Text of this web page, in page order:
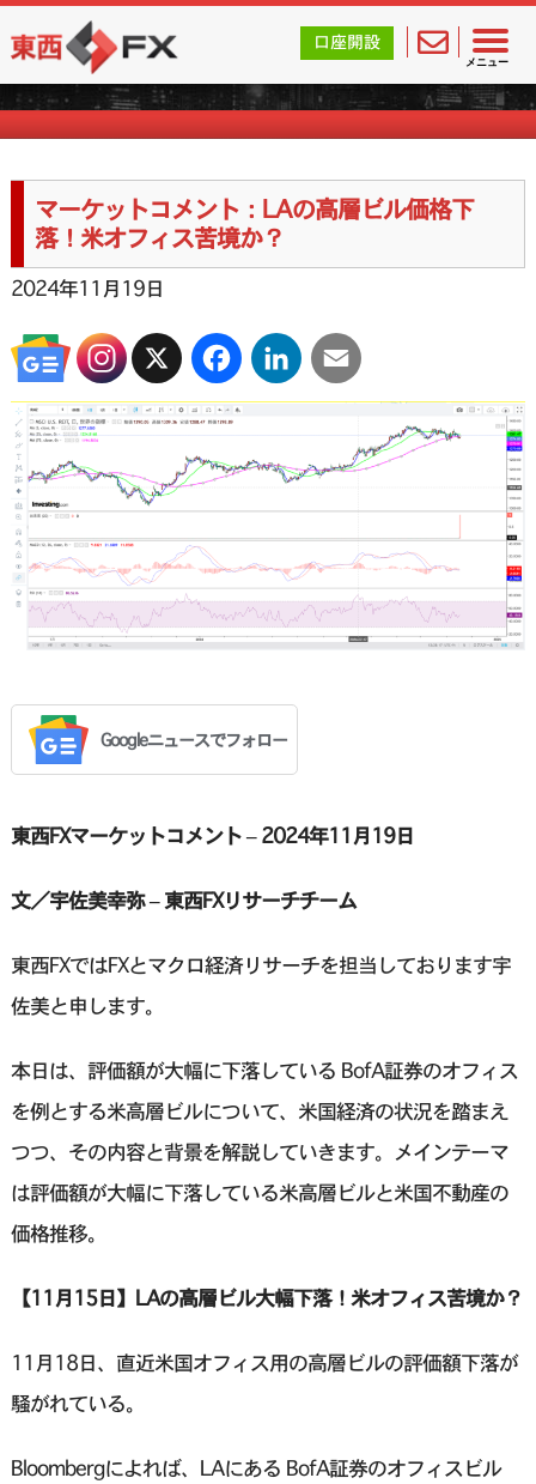
メニュー
東西FX｜海外FX会社（ブローカー）の無料口座開設サポ
口座開設
マーケットコメント一覧
マーケットコメント：LAの高層ビル価格下
落！米オフィス苦境か？
2024年11月19日
X FacebookLinkedInEmail
Googleニュースでフォロー
東西FXマーケットコメント – 2024年11月19日
文／宇佐美幸弥 – 東西FXリサーチチーム
東西FXではFXとマクロ経済リサーチを担当しております宇
佐美と申します。
本日は、評価額が大幅に下落している BofA証券のオフィス
を例とする米高層ビルについて、米国経済の状況を踏まえ
つつ、その内容と背景を解説していきます。メインテーマ
は評価額が大幅に下落している米高層ビルと米国不動産の
価格推移。
【11月15日】LAの高層ビル大幅下落！米オフィス苦境か？
11月18日、直近米国オフィス用の高層ビルの評価額下落が
騒がれている。
Bloombergによれば、LAにある BofA証券のオフィスビル